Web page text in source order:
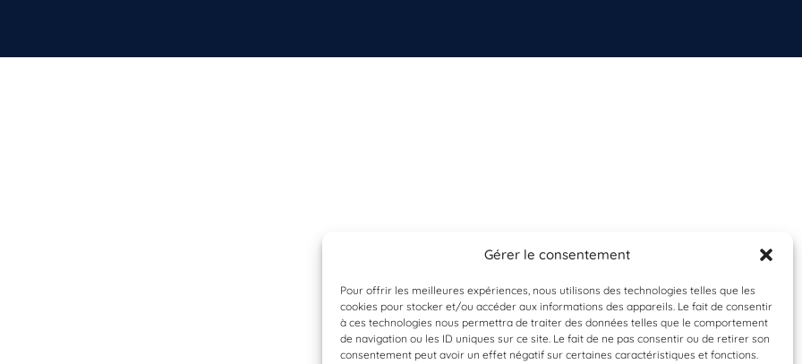
Gérer le consentement
Pour offrir les meilleures expériences, nous utilisons des technologies telles que les
cookies pour stocker et/ou accéder aux informations des appareils. Le fait de consentir
à ces technologies nous permettra de traiter des données telles que le comportement
de navigation ou les ID uniques sur ce site. Le fait de ne pas consentir ou de retirer son
consentement peut avoir un effet négatif sur certaines caractéristiques et fonctions.